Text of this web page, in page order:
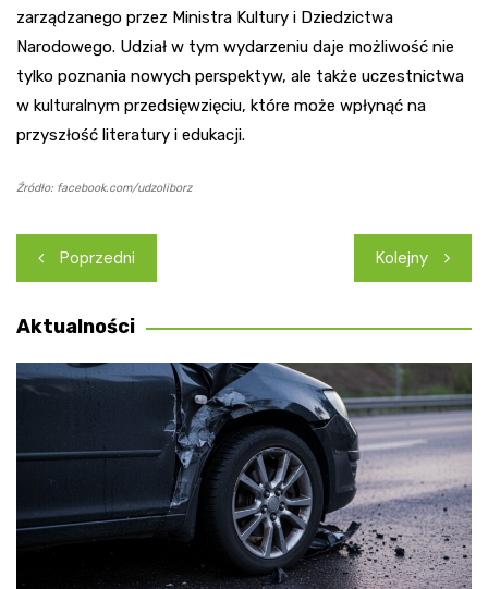
zarządzanego przez Ministra Kultury i Dziedzictwa
Narodowego. Udział w tym wydarzeniu daje możliwość nie
tylko poznania nowych perspektyw, ale także uczestnictwa
w kulturalnym przedsięwzięciu, które może wpłynąć na
przyszłość literatury i edukacji.
Źródło: facebook.com/udzoliborz
Nawigacja
wpisu
Poprzedni Kolejny
Aktualności